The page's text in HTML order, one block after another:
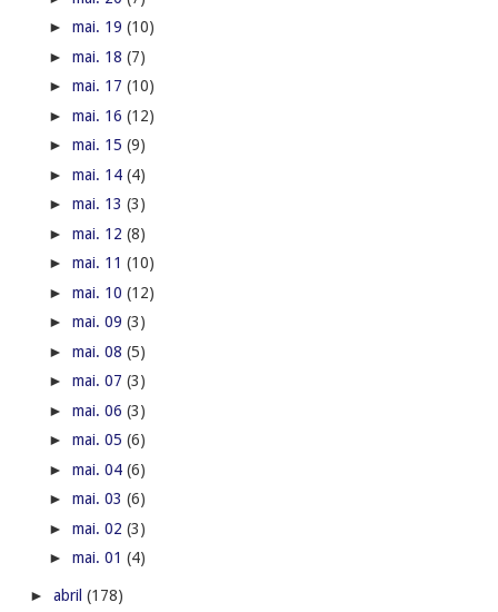
► mai. 19 (10)
► mai. 18 (7)
► mai. 17 (10)
► mai. 16 (12)
► mai. 15 (9)
► mai. 14 (4)
► mai. 13 (3)
► mai. 12 (8)
► mai. 11 (10)
► mai. 10 (12)
► mai. 09 (3)
► mai. 08 (5)
► mai. 07 (3)
► mai. 06 (3)
► mai. 05 (6)
► mai. 04 (6)
► mai. 03 (6)
► mai. 02 (3)
► mai. 01 (4)
► abril (178)